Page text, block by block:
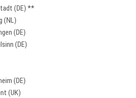
(DE) **
(NL)
(DE)
(DE)
(DE)
(UK)